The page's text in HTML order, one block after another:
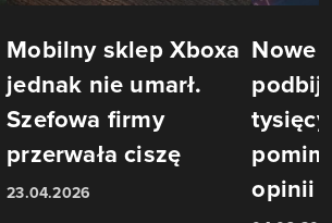
Mobilny sklep Xboxa
jednak nie umarł.
Szefowa firmy
przerwała ciszę
23.04.2026
Nowe
opinii